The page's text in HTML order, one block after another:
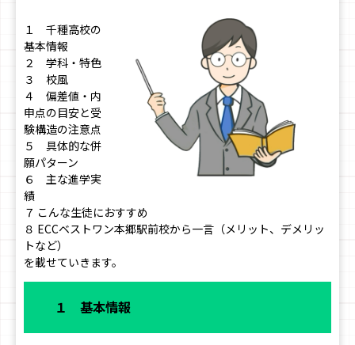
１ 千種高校の
基本情報
２ 学科・特色
３ 校風
４ 偏差値・内
申点の目安と受
験構造の注意点
５ 具体的な併
願パターン
６ 主な進学実
績
７ こんな生徒におすすめ
８ ECCベストワン本郷駅前校から一言（メリット、デメリッ
トなど）
を載せていきます。
１ 基本情報